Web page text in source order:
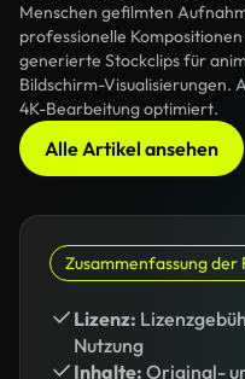
Menschen gefilmten
professionelle
generierte Stockclips für
Bildschirm-Visualisierungen.
4K-Bearbeitung optimiert.
Alle Artikel ansehen
Zusammenfassung der
Lizenz:
Nutzung
Inhalte: Original-